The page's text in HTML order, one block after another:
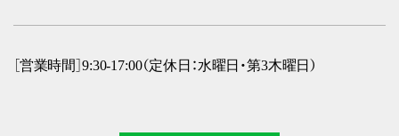
［営業時間］9:30-17:00（定休日：水曜日・第3木曜日）